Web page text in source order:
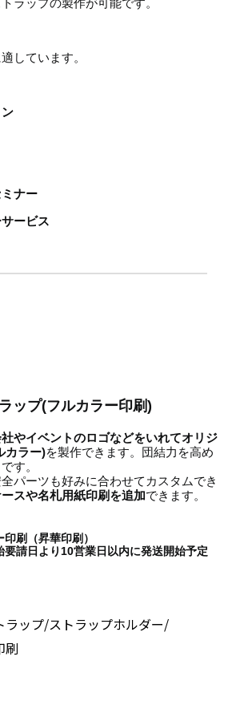
しています。
ナー
ービス
ップ(フルカラー印刷)
やイベントのロゴなどをいれてオリジ
カラー)を製作できます。団結力を高め
す。
パーツも好みに合わせてカスタムでき
スや名札用紙印刷を追加できます。
刷（昇華印刷）
要請日より10営業日以内に発送開始予定